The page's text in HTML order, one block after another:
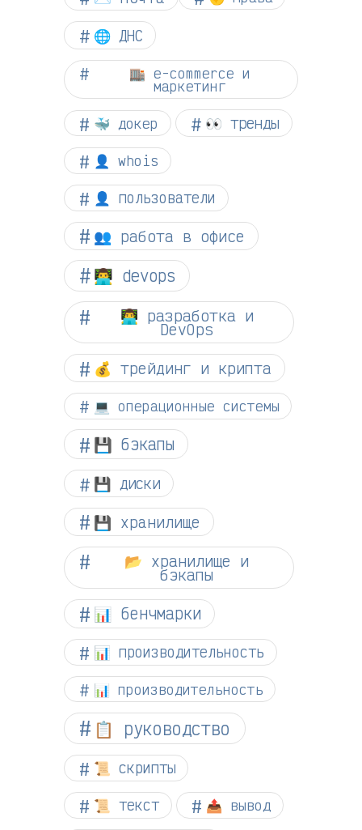
🌐 ДНС
🏬 e-commerce и
маркетинг
🐳 докер 👀 тренды
👤 whois
👤 пользователи
👥 работа в офисе
👨‍💻 devops
👨‍💻 разработка и
DevOps
💰 трейдинг и крипта
💻 операционные системы
💾 бэкапы
💾 диски
💾 хранилище
📂 хранилище и
бэкапы
📊 бенчмарки
📊 производительность
📊 производительность
📋 руководство
📜 скрипты
📜 текст 📤 вывод